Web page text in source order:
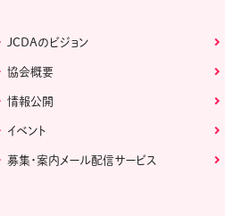
JCDAのビジョン
協会概要
情報公開
イベント
募集・案内メール配信サービス